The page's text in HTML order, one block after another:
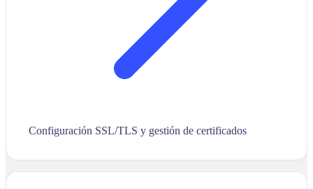
Configuración SSL/TLS y gestión de certificados